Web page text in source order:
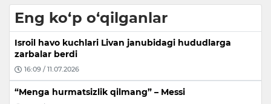
Eng ko‘p o‘qilganlar
Isroil havo kuchlari Livan janubidagi hududlarga
zarbalar berdi
16:09 / 11.07.2026
“Menga hurmatsizlik qilmang” – Messi